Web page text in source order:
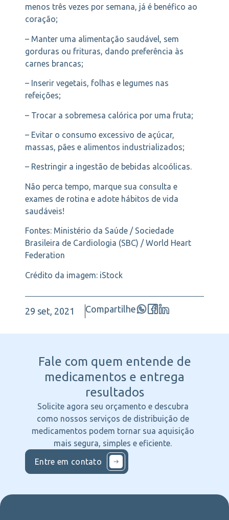
menos três vezes por semana, já é benéfico ao
coração;
– Manter uma alimentação saudável, sem
gorduras ou frituras, dando preferência às
carnes brancas;
– Inserir vegetais, folhas e legumes nas
refeições;
– Trocar a sobremesa calórica por uma fruta;
– Evitar o consumo excessivo de açúcar,
massas, pães e alimentos industrializados;
– Restringir a ingestão de bebidas alcoólicas.
Não perca tempo, marque sua consulta e
exames de rotina e adote hábitos de vida
saudáveis!
Fontes: Ministério da Saúde / Sociedade
Brasileira de Cardiologia (SBC) / World Heart
Federation
Crédito da imagem: iStock
29 set, 2021 Compartilhe
Fale com quem entende de
medicamentos e entrega
resultados
Solicite agora seu orçamento e descubra
como nossos serviços de distribuição de
medicamentos podem tornar sua aquisição
mais segura, simples e eficiente.
Entre em contato